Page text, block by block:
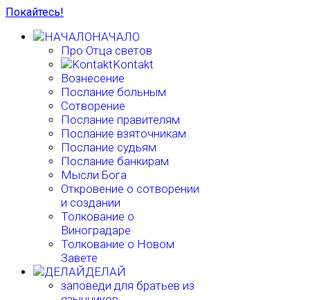
Покайтесь!
НАЧАЛО
Про Отца светов
Kontakt
Вознесение
Послание больным
Сотворение
Послание правителям
Послание взяточникам
Послание судьям
Послание банкирам
Мысли Бога
Откровение о сотворении
и создании
Толкование о
Виноградаре
Толкование о Новом
Завете
ДЕЛАЙ
заповеди для братьев из